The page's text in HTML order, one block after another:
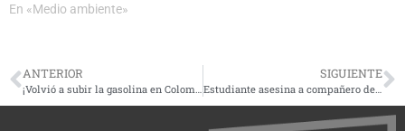
En «Medio ambiente»
ANTERIOR SIGUIENTE
Estudiante asesina a compañero de clases en colegio de Pereira